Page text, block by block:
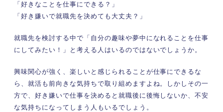
好きなことが大変なことに感じる
正社員で働けない場合がある
プライベートとの切り分けが難しくなる
今を聞いてみた
好きなことを仕事にするための4つのステップ
ステップ①好きなことが仕事になるのか調
「好きなことを仕事にできる？」
「好き嫌いで就職先を決めても大丈夫？」
就職先を検討する中で「自分の趣味や夢中になれることを仕事
にしてみたい！」と考える人はいるのではないでしょうか。
興味関心が強く、楽しいと感じられることが仕事にできるな
ら、就活も前向きな気持ちで取り組めますよね。しかしその一
方で、好き嫌いで仕事を決めると就職後に後悔しないか、不安
な気持ちになってしまう人もいるでしょう。